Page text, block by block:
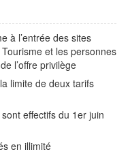
à l’entrée des sites
et les personnes
l’offre privilège
limite de deux tarifs
effectifs du 1er juin
en illimité